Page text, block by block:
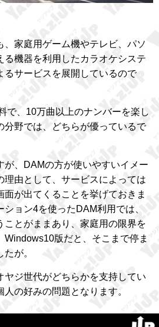
、家庭用ゲーム機やテレビ、パソ
る機器を利用したカラオケシステ
るサービスを展開しているので
で、10万曲以上のナンバーを楽し
分野では、どちらが優っているで
が、DAMの方が使いやすいイメー
理由として、サービスによっては
面が出てくることを挙げておきま
ョン4を使ったDAM利用では、
ことがままあり、家庭用の限界を
Windows10版だと、そこまで停ま
が。
ヤジ世代がどちらかを支持してい
の好みの問題となります。